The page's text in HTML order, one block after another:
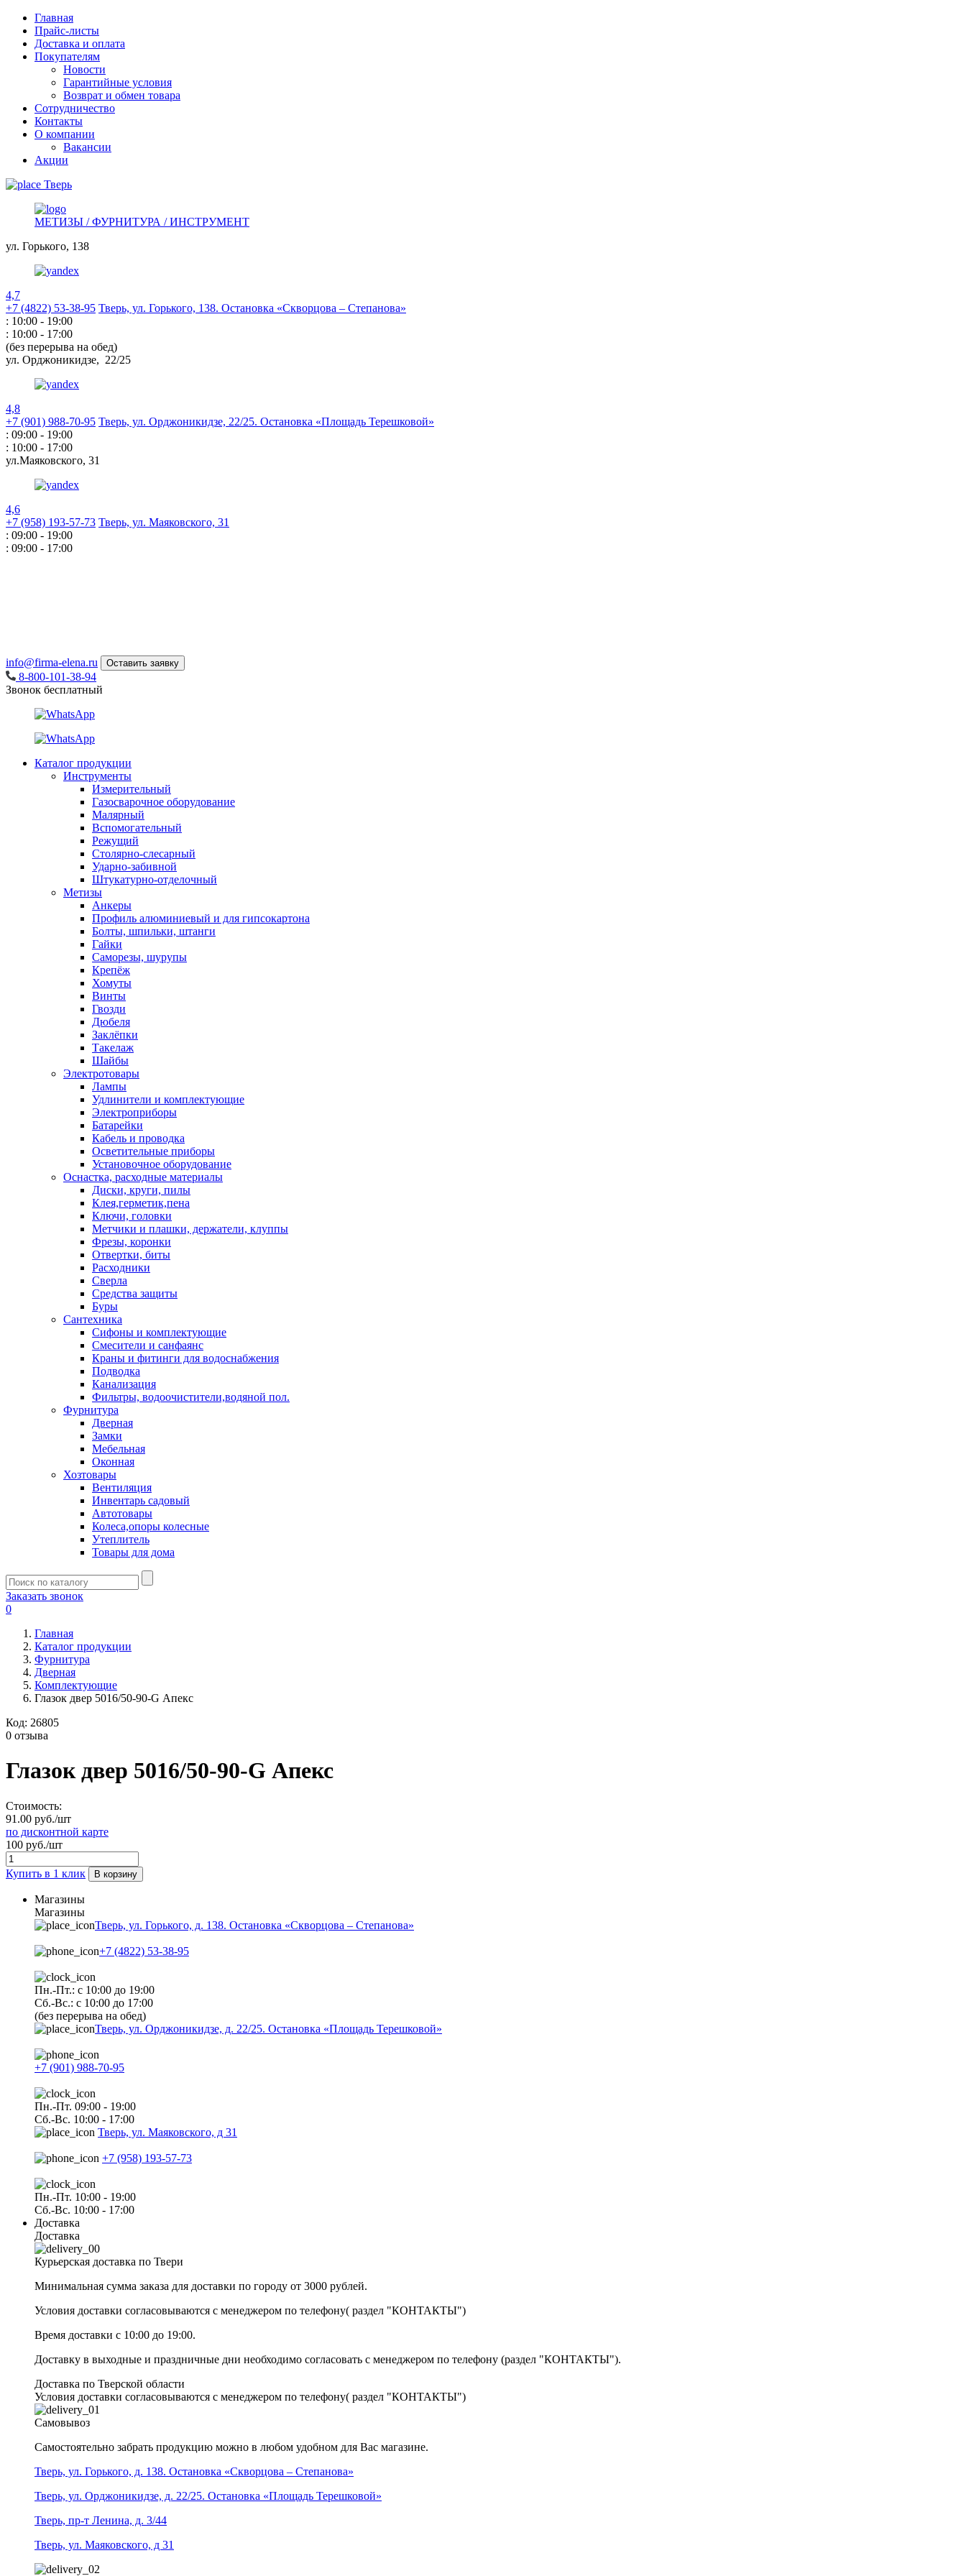
Главная
Прайс-листы
Доставка и оплата
Покупателям
Новости
Гарантийные условия
Возврат и обмен товара
Сотрудничество
Контакты
О компании
Вакансии
Акции
Тверь
МЕТИЗЫ / ФУРНИТУРА / ИНСТРУМЕНТ
ул. Горького, 138
4,7
+7 (4822) 53-38-95 Тверь, ул. Горького, 138. Остановка «Скворцова – Степанова»
: 10:00 - 19:00
: 10:00 - 17:00
(без перерыва на обед)
ул. Орджоникидзе, 22/25
4,8
+7 (901) 988-70-95 Тверь, ул. Орджоникидзе, 22/25. Остановка «Площадь Терешковой»
: 09:00 - 19:00
: 10:00 - 17:00
ул.Маяковского, 31
4,6
+7 (958) 193-57-73 Тверь, ул. Маяковского, 31
: 09:00 - 19:00
: 09:00 - 17:00
info@firma-elena.ru Оставить заявку
8-800-101-38-94
Звонок бесплатный
Каталог продукции
Инструменты
Измерительный
Газосварочное оборудование
Малярный
Вспомогательный
Режущий
Столярно-слесарный
Ударно-забивной
Штукатурно-отделочный
Метизы
Анкеры
Профиль алюминиевый и для гипсокартона
Болты, шпильки, штанги
Гайки
Саморезы, шурупы
Крепёж
Хомуты
Винты
Гвозди
Дюбеля
Заклёпки
Такелаж
Шайбы
Электротовары
Лампы
Удлинители и комплектующие
Электроприборы
Батарейки
Кабель и проводка
Осветительные приборы
Установочное оборудование
Оснастка, расходные материалы
Диски, круги, пилы
Клея,герметик,пена
Ключи, головки
Метчики и плашки, держатели, клуппы
Фрезы, коронки
Отвертки, биты
Расходники
Сверла
Средства защиты
Буры
Сантехника
Сифоны и комплектующие
Смесители и санфаянс
Краны и фитинги для водоснабжения
Подводка
Канализация
Фильтры, водоочистители,водяной пол.
Фурнитура
Дверная
Замки
Мебельная
Оконная
Хозтовары
Вентиляция
Инвентарь садовый
Автотовары
Колеса,опоры колесные
Утеплитель
Товары для дома
Заказать звонок
0
Главная
Каталог продукции
Фурнитура
Дверная
Комплектующие
Глазок двер 5016/50-90-G Апекс
Код: 26805
0 отзыва
Глазок двер 5016/50-90-G Апекс
Стоимость:
91.00 руб./шт
по дисконтной карте
100 руб./шт
Купить в 1 клик В корзину
Магазины
Магазины
Тверь, ул. Горького, д. 138. Остановка «Скворцова – Степанова»
+7 (4822) 53-38-95
Пн.-Пт.: с 10:00 до 19:00
Сб.-Вс.: с 10:00 до 17:00
(без перерыва на обед)
Тверь, ул. Орджоникидзе, д. 22/25. Остановка «Площадь Терешковой»
+7 (901) 988-70-95
Пн.-Пт. 09:00 - 19:00
Сб.-Вс. 10:00 - 17:00
Тверь, ул. Маяковского, д 31
+7 (958) 193-57-73
Пн.-Пт. 10:00 - 19:00
Сб.-Вс. 10:00 - 17:00
Доставка
Доставка
Курьерская доставка по Твери
Минимальная сумма заказа для доставки по городу от 3000 рублей.
Условия доставки согласовываются с менеджером по телефону( раздел "КОНТАКТЫ")
Время доставки с 10:00 до 19:00.
Доставку в выходные и праздничные дни необходимо согласовать с менеджером по телефону (раздел "КОНТАКТЫ").
Доставка по Тверской области
Условия доставки согласовываются с менеджером по телефону( раздел "КОНТАКТЫ")
Самовывоз
Самостоятельно забрать продукцию можно в любом удобном для Вас магазине.
Тверь, ул. Горького, д. 138. Остановка «Скворцова – Степанова»
Тверь, ул. Орджоникидзе, д. 22/25. Остановка «Площадь Терешковой»
Тверь, пр-т Ленина, д. 3/44
Тверь, ул. Маяковского, д 31